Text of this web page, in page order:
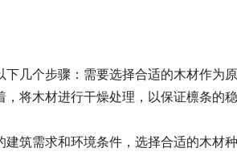
几个步骤：需要选择合适的木材作为
将木材进行干燥处理，以保证檩条的
筑需求和环境条件，选择合适的木材